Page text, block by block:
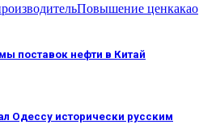
Повышение ценкакао
поставок нефти в Китай
Одессу исторически русским